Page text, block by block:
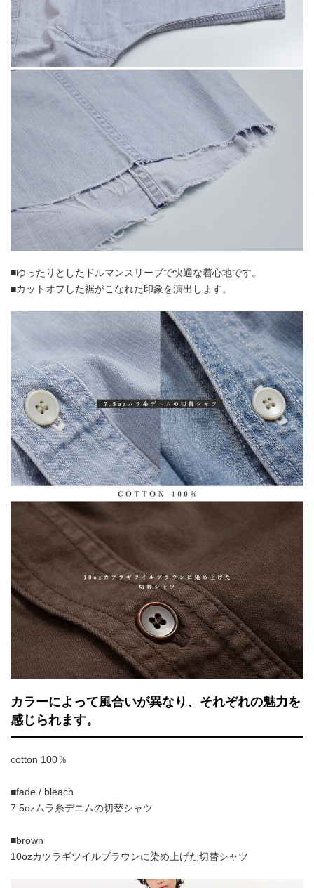
■ゆったりとしたドルマンスリーブで快適な着心地です。
■カットオフした裾がこなれた印象を演出します。
カラーによって風合いが異なり、それぞれの魅力を
感じられます。
cotton 100％
■fade / bleach
7.5ozムラ糸デニムの切替シャツ
■brown
10ozカツラギツイルブラウンに染め上げた切替シャツ